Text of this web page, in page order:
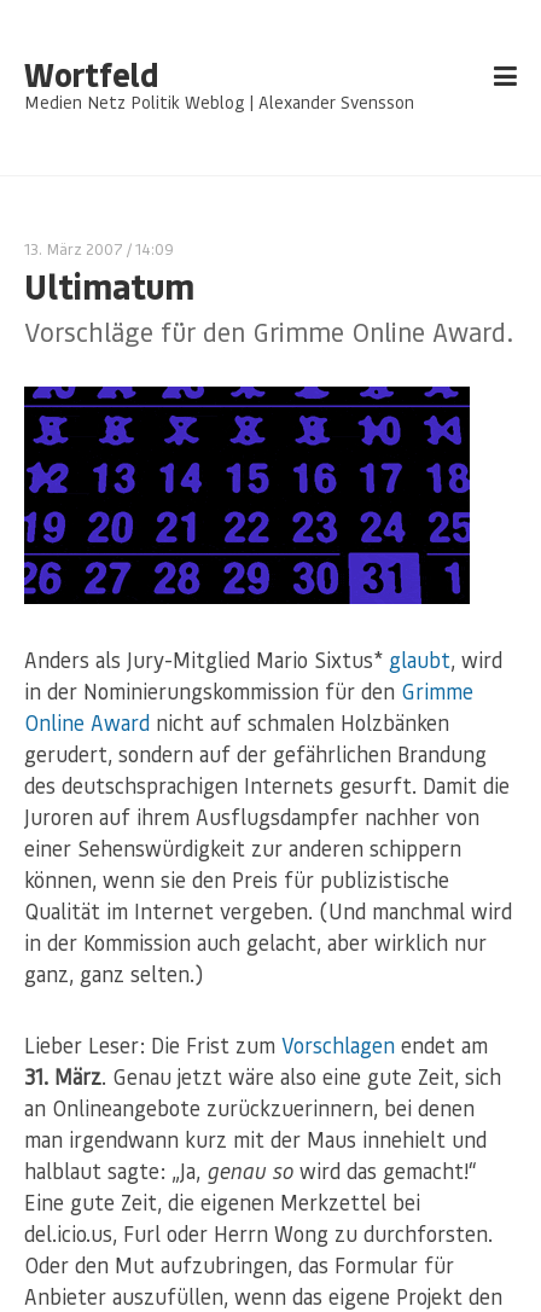
Wortfeld
Medien Netz Politik Weblog | Alexander Svensson
13. März 2007 / 14:09
Ultimatum
Vorschläge für den Grimme Online Award.
Anders als Jury-Mitglied Mario Sixtus* glaubt, wird
in der Nominierungskommission für den Grimme
Online Award nicht auf schmalen Holzbänken
gerudert, sondern auf der gefährlichen Brandung
des deutschsprachigen Internets gesurft. Damit die
Juroren auf ihrem Ausflugsdampfer nachher von
einer Sehenswürdigkeit zur anderen schippern
können, wenn sie den Preis für publizistische
Qualität im Internet vergeben. (Und manchmal wird
in der Kommission auch gelacht, aber wirklich nur
ganz, ganz selten.)
Lieber Leser: Die Frist zum Vorschlagen endet am
31. März. Genau jetzt wäre also eine gute Zeit, sich
an Onlineangebote zurückzuerinnern, bei denen
man irgendwann kurz mit der Maus innehielt und
halblaut sagte: „Ja, genau so wird das gemacht!“
Eine gute Zeit, die eigenen Merkzettel bei
del.icio.us, Furl oder Herrn Wong zu durchforsten.
Oder den Mut aufzubringen, das Formular für
Anbieter auszufüllen, wenn das eigene Projekt den